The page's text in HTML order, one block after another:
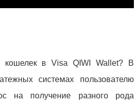
в Visa QIWI Wallet? В
системах пользователю
на получение разного рода